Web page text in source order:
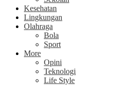
Kesehatan
Lingkungan
Olahraga
Bola
Sport
More
Opini
Teknologi
Life Style